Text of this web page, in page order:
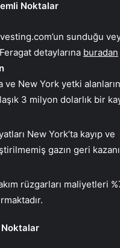
Noktalar
sunduğu
detaylarına buradan
ve New York yetki
3 milyon dolarlık bir
New York’ta kayıp ve
gazın geri
rüzgarları maliyetleri